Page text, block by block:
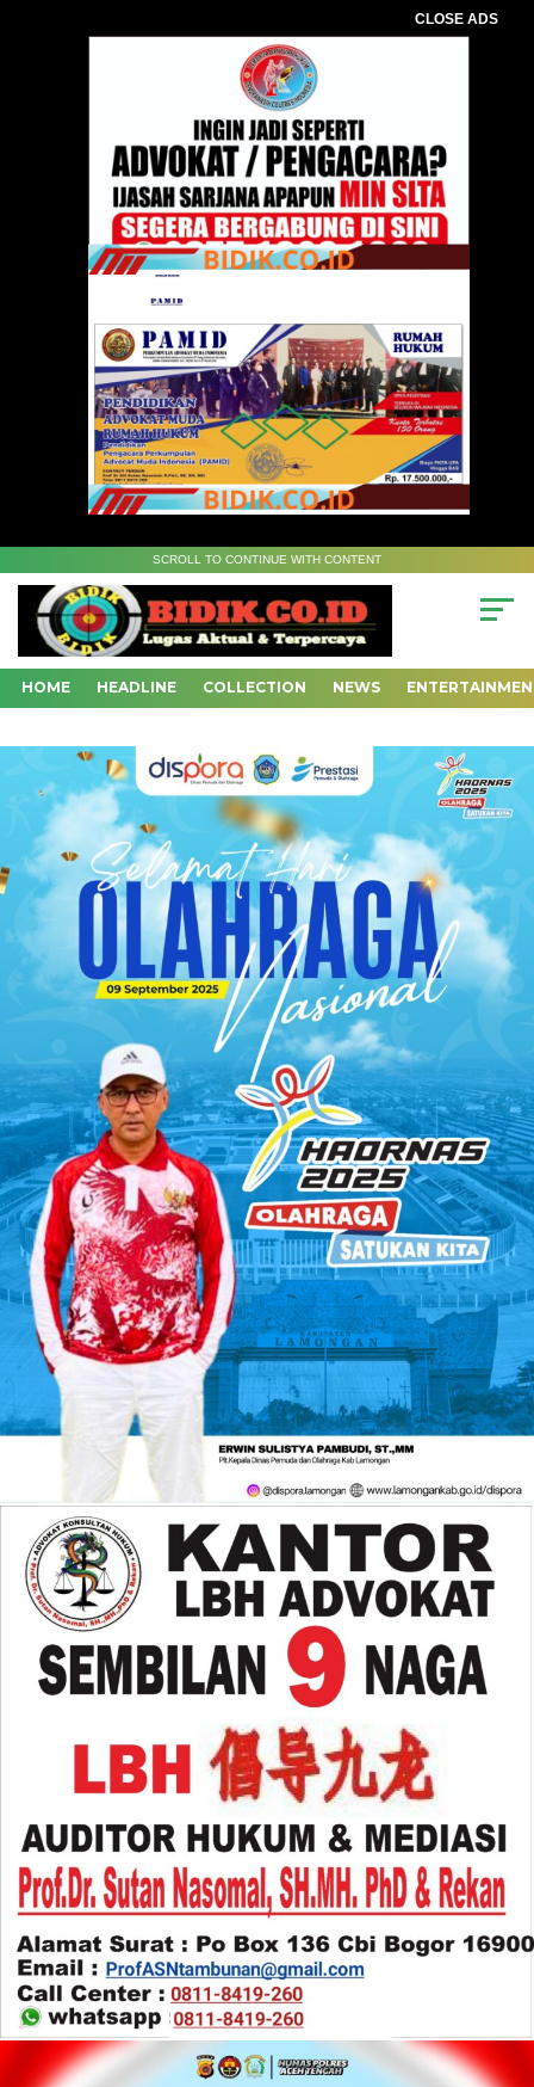
CLOSE ADS
SCROLL TO CONTINUE WITH CONTENT
HOME HEADLINE COLLECTION NEWS